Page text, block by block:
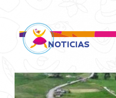
NOTICIAS